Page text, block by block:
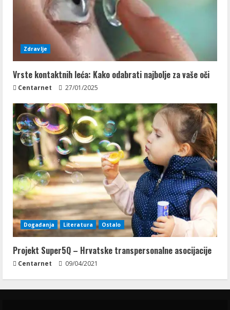
Zdravlje
Vrste kontaktnih leća: Kako odabrati najbolje za vaše oči
Centarnet 27/01/2025
Događanja Literatura Ostalo
Projekt Super5Q – Hrvatske transpersonalne asocijacije
Centarnet 09/04/2021